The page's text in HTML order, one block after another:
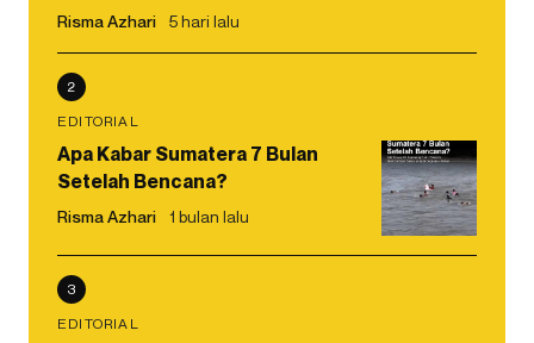
Risma Azhari 5 hari lalu
2
EDITORIAL
Apa Kabar Sumatera 7 Bulan
Setelah Bencana?
Risma Azhari 1 bulan lalu
3
EDITORIAL